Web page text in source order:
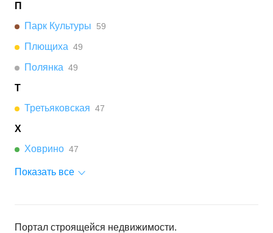
П
Парк Культуры
59
Плющиха 49
Полянка 49
Т
Третьяковская 47
Х
Ховрино 47
Показать все
Портал строящейся недвижимости.